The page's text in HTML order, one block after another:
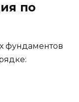
по
фундаментов